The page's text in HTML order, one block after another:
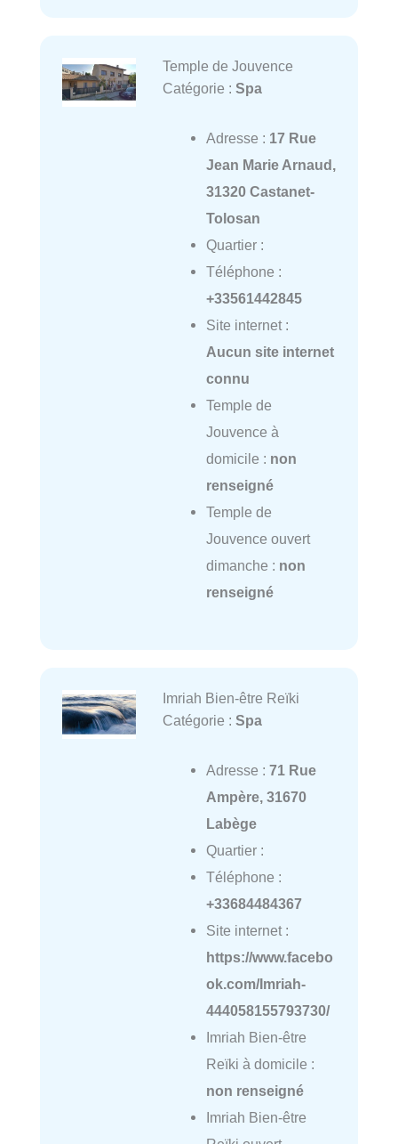
Temple de Jouvence
Catégorie : Spa
Adresse : 17 Rue
Jean Marie Arnaud,
31320 Castanet-
Tolosan
Quartier :
Téléphone :
+33561442845
Site internet :
Aucun site internet
connu
Temple de
Jouvence à
domicile : non
renseigné
Temple de
Jouvence ouvert
dimanche : non
renseigné
Imriah Bien-être Reïki
Catégorie : Spa
Adresse : 71 Rue
Ampère, 31670
Labège
Quartier :
Téléphone :
+33684484367
Site internet :
https://www.facebo
ok.com/Imriah-
444058155793730/
Imriah Bien-être
Reïki à domicile :
non renseigné
Imriah Bien-être